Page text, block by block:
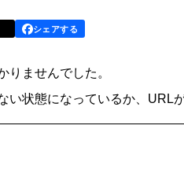
シェアする
りませんでした。
い状態になっているか、URL